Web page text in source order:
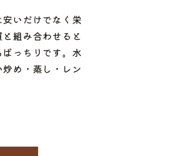
いだけでなく栄
組み合わせると
っちりです。水
め・蒸し・レン